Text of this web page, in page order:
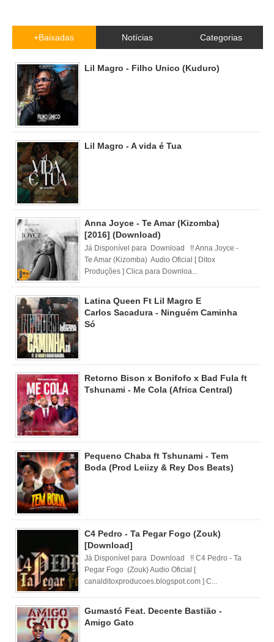
+Baixadas Notícias Categorias
Lil Magro - Filho Unico (Kuduro)
Lil Magro - A vida é Tua
Anna Joyce - Te Amar (Kizomba)
[2016] (Download)
Já Disponível para Download !! Anna Joyce -
Te Amar (Kizomba) Audio Oficial [ Ditox
Produções ] Clica para Downloa...
Latina Queen Ft Lil Magro E
Carlos Sacadura - Ninguém Caminha
Só
Retorno Bison x Bonifofo x Bad Fula ft
Tshunami - Me Cola (Africa Central)
Pequeno Chaba ft Tshunami - Tem
Boda (Prod Leiizy & Rey Dos Beats)
C4 Pedro - Ta Pegar Fogo (Zouk)
[Download]
Já Disponível para Download !! C4 Pedro - Ta
Pegar Fogo (Zouk) Audio Oficial [
canalditoxproducoes.blogspot.com ] C...
Gumastó Feat. Decente Bastião -
Amigo Gato